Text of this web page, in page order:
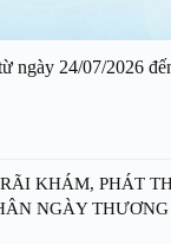
ngày 24/07/2026
KHÁM, PHÁT
NGÀY